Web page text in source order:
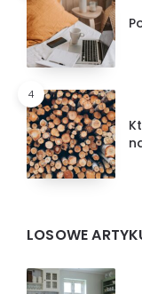
4
LOSOWE